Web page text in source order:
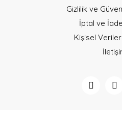
Gizlilik ve
İptal ve
Kişisel